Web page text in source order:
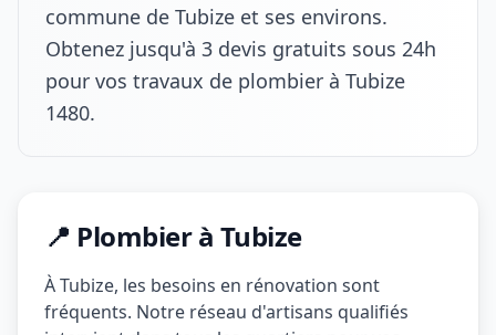
commune de Tubize et ses environs.
Obtenez jusqu'à 3 devis gratuits sous 24h
pour vos travaux de plombier à Tubize
1480.
📍 Plombier à Tubize
À Tubize, les besoins en rénovation sont
fréquents. Notre réseau d'artisans qualifiés